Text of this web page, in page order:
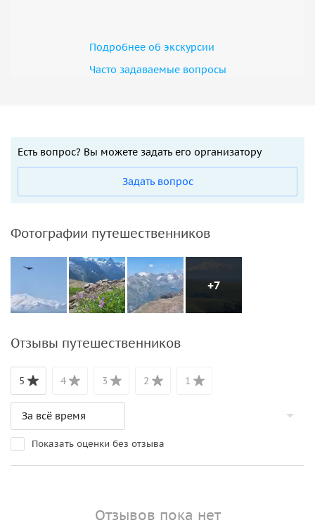
Подробнее об экскурсии
Часто задаваемые вопросы
Есть вопрос? Вы можете задать его организатору
Задать вопрос
Фотографии путешественников
+7
Отзывы путешественников
5 4 3 2 1
Показать оценки без отзыва
Отзывов пока нет